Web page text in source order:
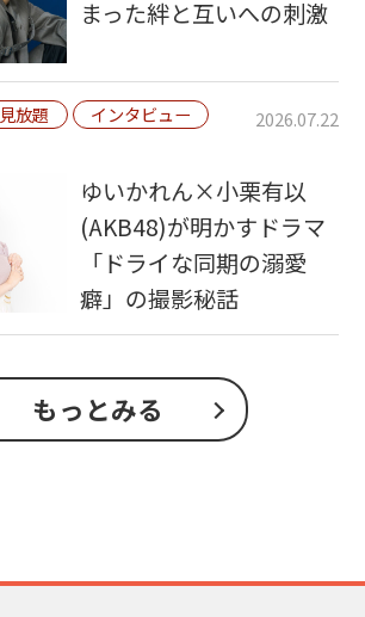
まった絆と互いへの刺激
見放題
インタビュー
2026.07.22
ゆいかれん×小栗有以
(AKB48)が明かすドラマ
「ドライな同期の溺愛
癖」の撮影秘話
もっとみる